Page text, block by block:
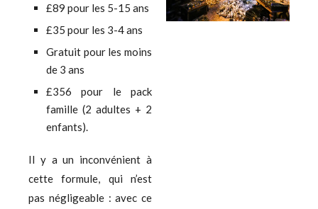
£89 pour les 5-15 ans
£35 pour les 3-4 ans
Gratuit pour les moins
de 3 ans
£356 pour le pack
famille (2 adultes + 2
enfants).
Il y a un inconvénient à
cette formule, qui n’est
pas négligeable : avec ce